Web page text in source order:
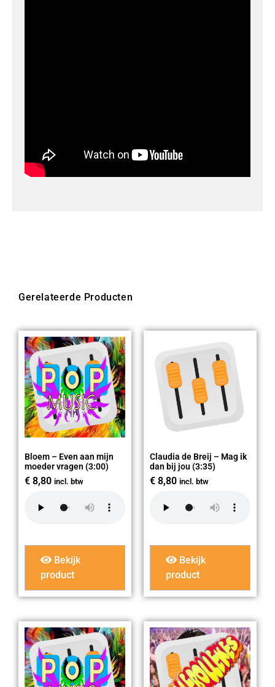
Gerelateerde Producten
Bloem – Even aan mijn
moeder vragen (3:00)
€ 8,80 incl. btw
Bekijk
product
Claudia de Breij – Mag ik
dan bij jou (3:35)
€ 8,80 incl. btw
Bekijk
product